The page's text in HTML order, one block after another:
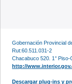
Gobernación Provincial
Rut:60.511.031-2
Chacabuco 520. 1°
http://
Descargar plug-ins y